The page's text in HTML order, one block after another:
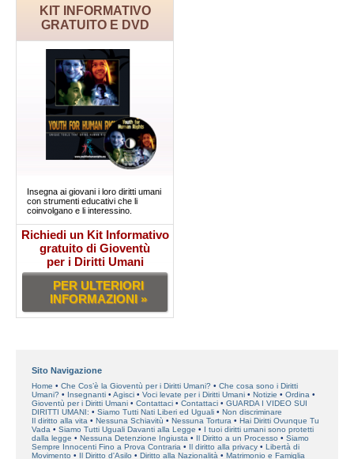
KIT INFORMATIVO
GRATUITO E DVD
Insegna ai giovani i loro diritti umani
con strumenti educativi che li
coinvolgano e li interessino.
Richiedi un Kit Informativo
gratuito di Gioventù
per i Diritti Umani
PER ULTERIORI
INFORMAZIONI »
Sito Navigazione
Home Che Cos’è la Gioventù per i Diritti Umani?
Che cosa sono i Diritti
Umani?
Insegnanti Agisci Voci levate per i Diritti Umani Notizie
Ordina
Gioventù per i Diritti Umani
Contattaci Contattaci
GUARDA I VIDEO SUI
DIRITTI UMANI:
Siamo Tutti Nati Liberi ed Uguali
Non discriminare
Il diritto alla vita
Nessuna Schiavitù Nessuna Tortura
Hai Diritti Ovunque Tu
Vada
Siamo Tutti Uguali Davanti alla Legge
I tuoi diritti umani sono protetti
dalla legge
Nessuna Detenzione Ingiusta Il Diritto a un Processo
Siamo
Sempre Innocenti Fino a Prova Contraria
Il diritto alla privacy
Libertà di
Movimento
Il Diritto d'Asilo Diritto alla Nazionalità Matrimonio e Famiglia